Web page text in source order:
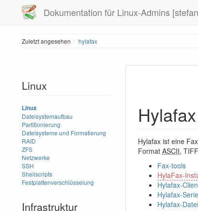
Dokumentation für Linux-Admins
Zuletzt angesehen hylafax
Linux
Linux
Dateisystemaufbau
Partitionierung
Dateisysteme und Formatierung
RAID
ZFS
Netzwerke
SSH
Shellscripts
Festplattenverschlüsselung
Infrastruktur
Hylafax
Hylafax ist eine
Format ASCII,
Fax-tools
HylaFax-
Hylafax-
Hylafax-
Hylafax-